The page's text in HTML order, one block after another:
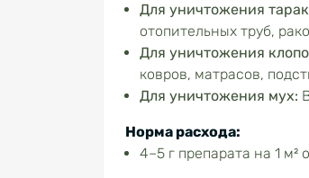
Для уничтожения
отопительных труб,
Для уничтожения
ковров, матрасов,
Для уничтожения мух:
Норма расхода:
4–5 г препарата на 1